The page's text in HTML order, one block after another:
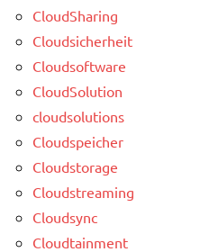
CloudSharing
Cloudsicherheit
Cloudsoftware
CloudSolution
cloudsolutions
Cloudspeicher
Cloudstorage
Cloudstreaming
Cloudsync
Cloudtainment